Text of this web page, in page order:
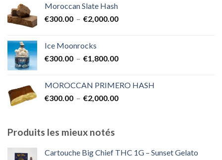
Moroccan Slate Hash
€300.00 – €2,000.00Plage
à
Ice Moonrocks
€300.00 – €1,800.00Plage
€300.00
à
MOROCCAN PRIMERO HASH
€300.00 – €2,000.00Plage
€2,000.00
Produits les mieux notés
Cartouche Big Chief THC 1G – Sunset Gelato